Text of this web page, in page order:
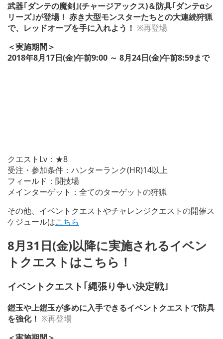
武器｢ダンテの魔剣｣(チャージアックス)＆防具｢ダンテαシ
リーズ｣が登場！ 赤き大型モンスターたちとの大連続狩猟
で、レッドオーブを手に入れよう！ ※再登場
＜実施期間＞
2018年8月17日(金)午前9:00 ～ 8月24日(金)午前8:59まで
クエストLv：★8
受注・参加条件：ハンターランク(HR)14以上
フィールド：闘技場
メインターゲット：全てのターゲットの狩猟
その他、イベントクエストやチャレンジクエストの開催ス
ケジュールはこちら
8月31日(金)以降に実施されるイベン
トクエストはこちら！
イベントクエスト｢縄張り争い決定戦｣
鎧玉や上鎧玉が多めに入手できるイベントクエストで防具
を強化！ ※再登場